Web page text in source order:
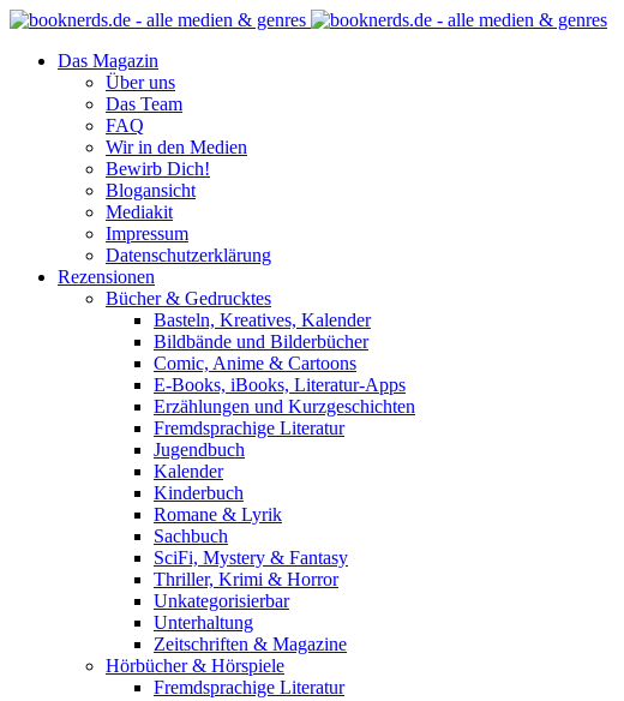
Das Magazin
Über uns
Das Team
FAQ
Wir in den Medien
Bewirb Dich!
Blogansicht
Mediakit
Impressum
Datenschutzerklärung
Rezensionen
Bücher & Gedrucktes
Basteln, Kreatives, Kalender
Bildbände und Bilderbücher
Comic, Anime & Cartoons
E-Books, iBooks, Literatur-Apps
Erzählungen und Kurzgeschichten
Fremdsprachige Literatur
Jugendbuch
Kalender
Kinderbuch
Romane & Lyrik
Sachbuch
SciFi, Mystery & Fantasy
Thriller, Krimi & Horror
Unkategorisierbar
Unterhaltung
Zeitschriften & Magazine
Hörbücher & Hörspiele
Fremdsprachige Literatur